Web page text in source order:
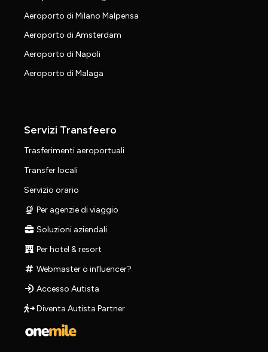
Aeroporto di Milano Malpensa
Aeroporto di Amsterdam
Aeroporto di Napoli
Aeroporto di Malaga
Servizi Transfeero
Trasferimenti aeroportuali
Transfer locali
Servizio orario
Per agenzie di viaggio
Soluzioni aziendali
Per hotel & resort
Webmaster o influencer?
Accesso Autista
Diventa Autista Partner